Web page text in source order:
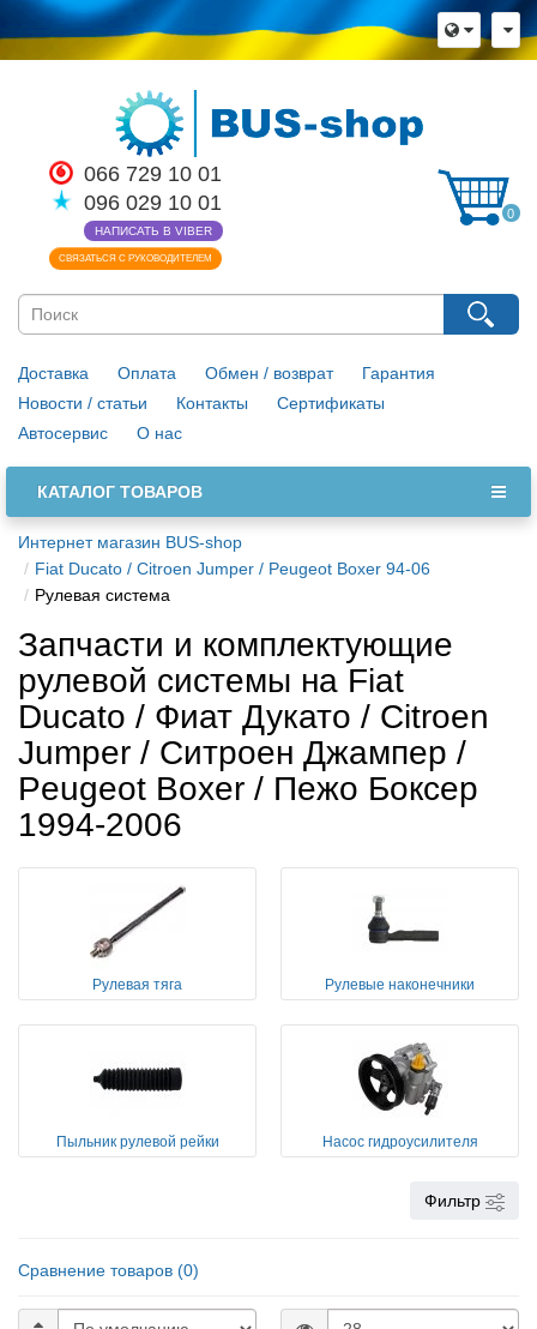
066 729 10 01
096 029 10 01
НАПИСАТЬ В VIBER
СВЯЗАТЬСЯ С РУКОВОДИТЕЛЕМ
0
Доставка Оплата Обмен / возврат
Гарантия
Новости / статьи
Контакты
Сертификаты
Автосервис
О нас
КАТАЛОГ ТОВАРОВ
Интернет магазин BUS-shop
Fiat Ducato / Citroen Jumper / Peugeot Boxer 94-06
Рулевая система
×
Язык магазина
Выберите пожалуйста язык магазина
Русский
Українська
Закрыть
Запчасти и комплектующие
рулевой системы на Fiat
Ducato / Фиат Дукато / Citroen
Jumper / Ситроен Джампер /
Peugeot Boxer / Пежо Боксер
1994-2006
Рулевая тяга Рулевые наконечники
Пыльник рулевой рейки Насос гидроусилителя
Фильтр
Сравнение товаров (0)